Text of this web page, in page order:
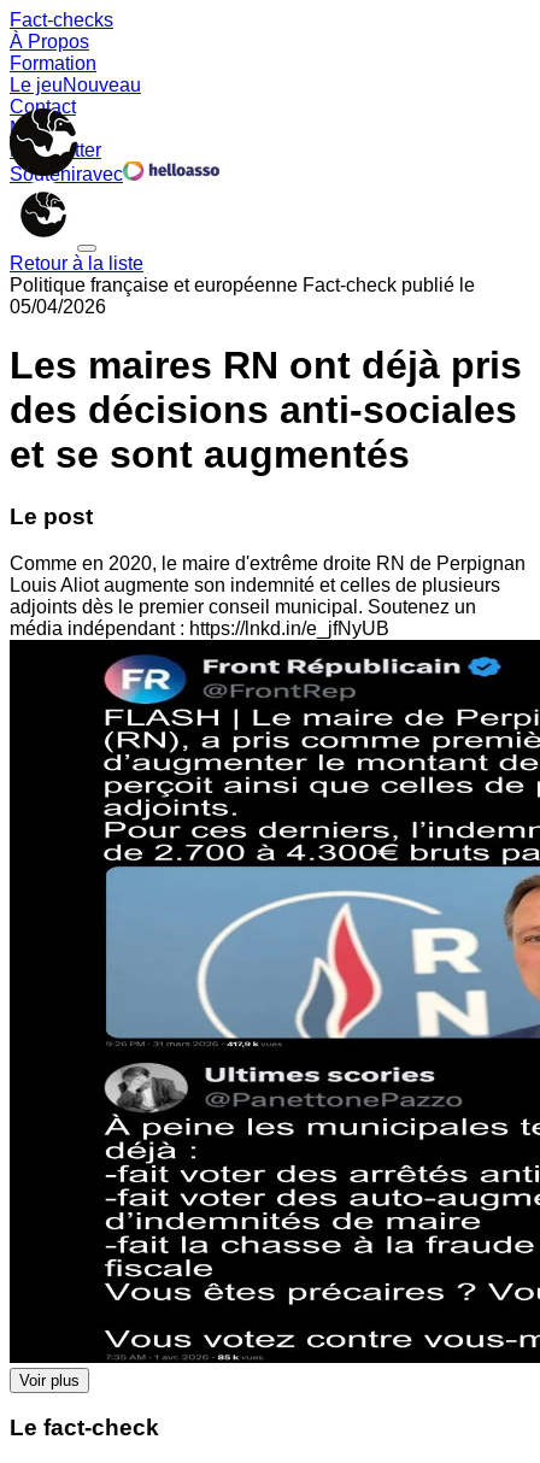
Fact-checks
À Propos
Formation
Le jeuNouveau
Contact
Memes
Newsletter
Souteniravec
Retour à la liste
Politique française et européenne Fact-check publié le
05/04/2026
Les maires RN ont déjà pris
des décisions anti-sociales
et se sont augmentés
Le post
Comme en 2020, le maire d'extrême droite RN de Perpignan
Louis Aliot augmente son indemnité et celles de plusieurs
adjoints dès le premier conseil municipal. Soutenez un
média indépendant : https://lnkd.in/e_jfNyUB
Voir plus
Le fact-check